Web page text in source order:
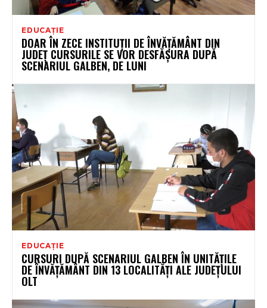
EDUCAȚIE
DOAR ÎN ZECE INSTITUȚII DE ÎNVĂȚĂMÂNT DIN
JUDEȚ CURSURILE SE VOR DESFĂȘURA DUPĂ
SCENARIUL GALBEN, DE LUNI
EDUCAȚIE
CURSURI DUPĂ SCENARIUL GALBEN ÎN UNITĂȚILE
DE ÎNVĂȚĂMÂNT DIN 13 LOCALITĂȚI ALE JUDEȚULUI
OLT